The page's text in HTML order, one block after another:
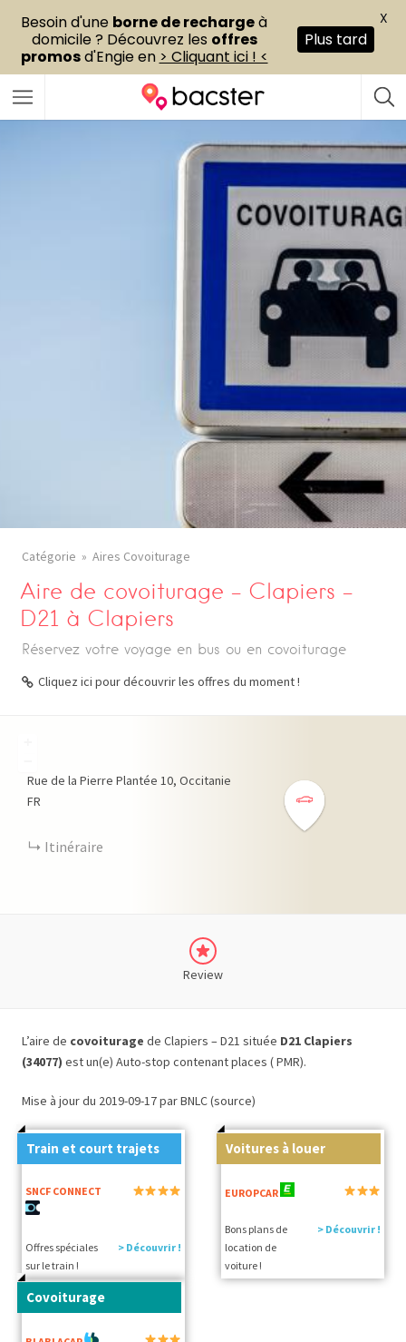
Catégorie Aires Covoiturage
Aire de covoiturage – Clapiers –
D21 à Clapiers
Réservez votre voyage en bus ou en covoiturage
Cliquez ici pour découvrir les offres du moment !
Rue de la Pierre Plantée 10 Occitanie
FR
Itinéraire
Review
L’aire de covoiturage de Clapiers – D21 située D21 Clapiers
(34077) est un(e) Auto-stop contenant places ( PMR).
Mise à jour du 2019-09-17 par BNLC (source)
Train et court trajets
SNCF CONNECT
Offres spéciales
sur le train !
> Découvrir !
Voitures à louer
EUROPCAR
Bons plans de
location de
voiture !
> Découvrir !
Covoiturage
Besoin d'une borne de rechargeà
domicile ? Découvrez les offres
promosd'Engie en > Cliquant ici ! <
Plus tard
X